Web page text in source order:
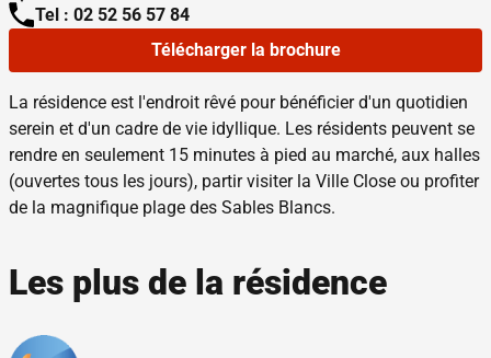
Tel : 02 52 56 57 84
Télécharger la brochure
La résidence est l'endroit rêvé pour bénéficier d'un quotidien
serein et d'un cadre de vie idyllique. Les résidents peuvent se
rendre en seulement 15 minutes à pied au marché, aux halles
(ouvertes tous les jours), partir visiter la Ville Close ou profiter
de la magnifique plage des Sables Blancs.
Les plus de la résidence